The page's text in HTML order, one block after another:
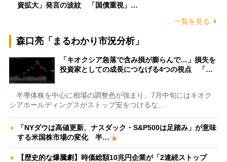
資拡大」発言の波紋 「国債重視」…
一覧を見る
森口亮「まるわかり市況分析」
「キオクシア急落で含み損が膨らんで…」損失を
投資家としての成長につなげる4つの視点 「…
半導体株を中心に相場の調整色が強まり、7月中旬にはキオク
シアホールディングスがストップ安をつけるな…
「NYダウは高値更新、ナスダック・S&P500は足踏み」が意味
する米国株市場の変化 半…
【歴史的な爆騰劇】時価総額10兆円企業が「2連続ストップ